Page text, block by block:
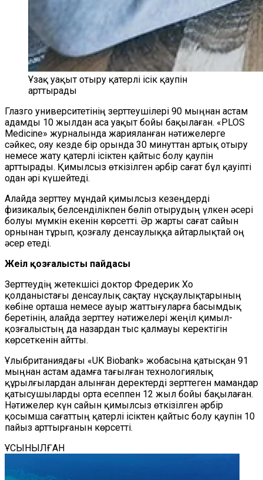
Ұзақ уақыт отыру қатерлі ісік қаупін
арттырады
Глазго университетінің зерттеушілері 90 мыңнан астам
адамды 10 жылдан аса уақыт бойы бақылаған. «PLOS
Medicine» журналында жарияланған нәтижелерге
сәйкес, ояу кезде бір орында 30 минуттан артық отыру
немесе жату қатерлі ісіктен қайтыс болу қаупін
арттырады. Қимылсыз өткізілген әрбір сағат бұл қауіпті
одан әрі күшейтеді.
Алайда зерттеу мұндай қимылсыз кезеңдерді
физикалық белсенділікпен бөліп отырудың үлкен әсері
болуы мүмкін екенін көрсетті. Әр жарты сағат сайын
орнынан тұрып, қозғалу денсаулыққа айтарлықтай оң
әсер етеді.
Жеңіл қозғалыстың пайдасы
Зерттеудің жетекшісі доктор Фредерик Хо
қолданыстағы денсаулық сақтау нұсқаулықтарының
көбіне орташа немесе ауыр жаттығуларға басымдық
беретінін, алайда зерттеу нәтижелері жеңіл қимыл-
қозғалыстың да назардан тыс қалмауы керектігін
көрсеткенін айтты.
Ұлыбританиядағы «UK Biobank» жобасына қатысқан 91
мыңнан астам адамға тағылған технологиялық
құрылғылардан алынған деректерді зерттеген мамандар
қатысушыларды орта есеппен 12 жыл бойы бақылаған.
Нәтижелер күн сайын қимылсыз өткізілген әрбір
қосымша сағаттың қатерлі ісіктен қайтыс болу қаупін 10
пайыз арттырғанын көрсетті.
ҰСЫНЫЛҒАН